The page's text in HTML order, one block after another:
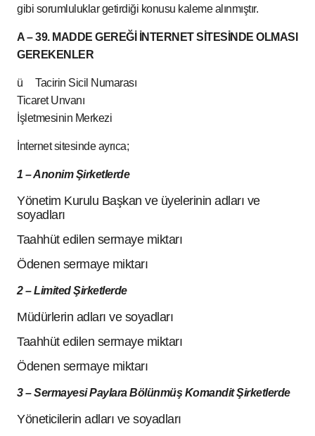
gibi sorumluluklar getirdiği konusu kaleme alınmıştır.
A – 39. MADDE GEREĞİ İNTERNET SİTESİNDE OLMASI
GEREKENLER
ü Tacirin Sicil Numarası
Ticaret Unvanı
İşletmesinin Merkezi
İnternet sitesinde ayrıca;
1 – Anonim Şirketlerde
Yönetim Kurulu Başkan ve üyelerinin adları ve
soyadları
Taahhüt edilen sermaye miktarı
Ödenen sermaye miktarı
2 – Limited Şirketlerde
Müdürlerin adları ve soyadları
Taahhüt edilen sermaye miktarı
Ödenen sermaye miktarı
3 – Sermayesi Paylara Bölünmüş Komandit Şirketlerde
Yöneticilerin adları ve soyadları